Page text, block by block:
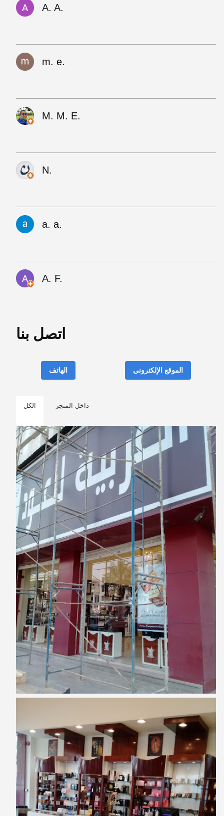
A. A.
m. e.
M. M. E.
N.
a. a.
A. F.
اتصل بنا
الهاتف الموقع الإلكتروني
الكل داخل المتجر